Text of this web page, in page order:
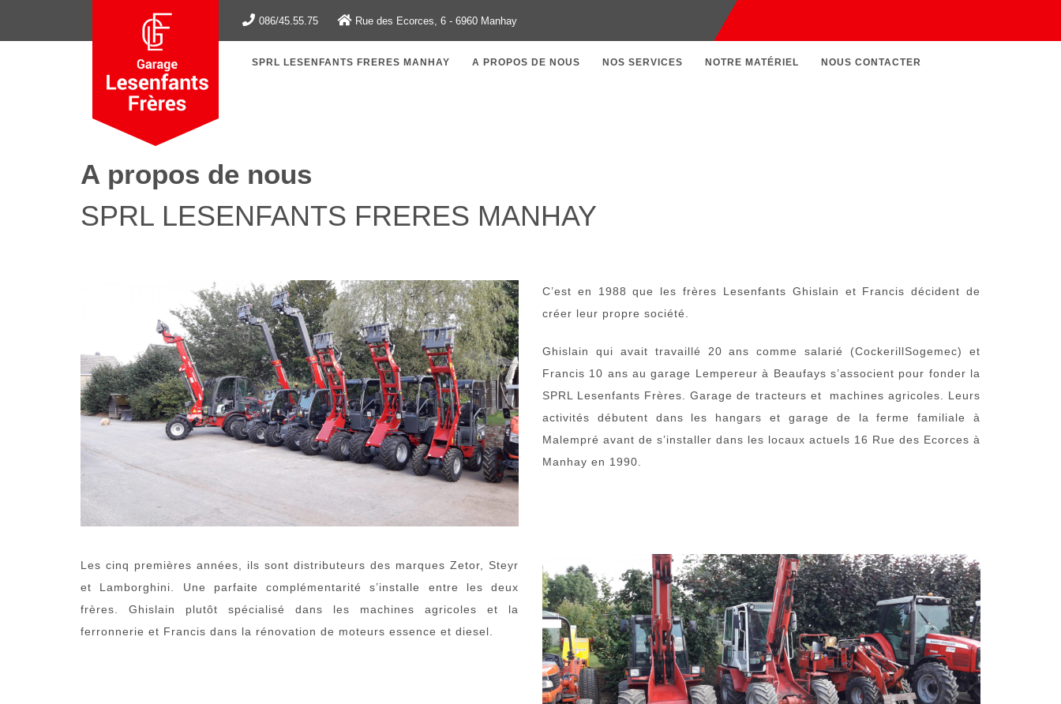
content
086/45.55.75 Rue des Ecorces, 6 - 6960 Manhay
SPRL LESENFANTS FRERES MANHAY A PROPOS DE NOUS NOS SERVICES NOTRE MATÉRIEL NOUS CONTACTER
A propos de nous
SPRL LESENFANTS FRERES MANHAY
C’est en 1988 que les frères Lesenfants Ghislain et Francis décident de
créer leur propre société.
Ghislain qui avait travaillé 20 ans comme salarié (Cockerill­Sogemec) et
Francis 10 ans au garage Lempereur à Beaufays s’associent pour fonder la
SPRL Lesenfants Frères. Garage de tracteurs et machines agricoles. Leurs
activités débutent dans les hangars et garage de la ferme familiale à
Malempré avant de s’installer dans les locaux actuels 16 Rue des Ecorces à
Manhay en 1990.
Les cinq premières années, ils sont distributeurs des marques Zetor, Steyr
et Lamborghini. Une parfaite complémentarité s’installe entre les deux
frères. Ghislain plutôt spécialisé dans les machines agricoles et la
ferronnerie et Francis dans la rénovation de moteurs essence et diesel.